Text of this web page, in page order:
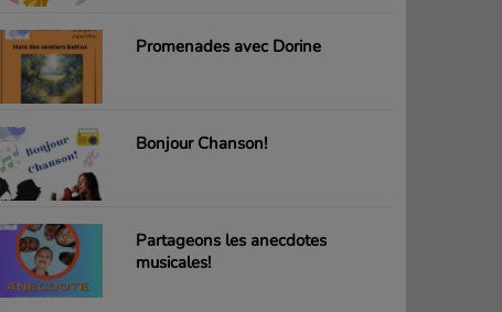
Promenades avec Dorine
Bonjour Chanson!
Partageons les anecdotes
musicales!